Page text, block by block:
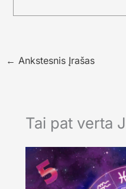
← Ankstesnis Įrašas
Tai pat verta